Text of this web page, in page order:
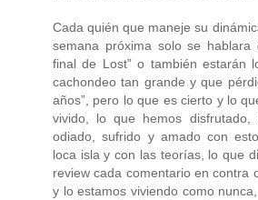
Cada quién que maneje su
semana próxima solo se hablara
final de Lost” o también estarán
cachondeo tan grande y que
años”, pero lo que es cierto y lo
vivido, lo que hemos
odiado, sufrido y amado con
loca isla y con las teorías, lo que
review cada comentario en contra
y lo estamos viviendo como